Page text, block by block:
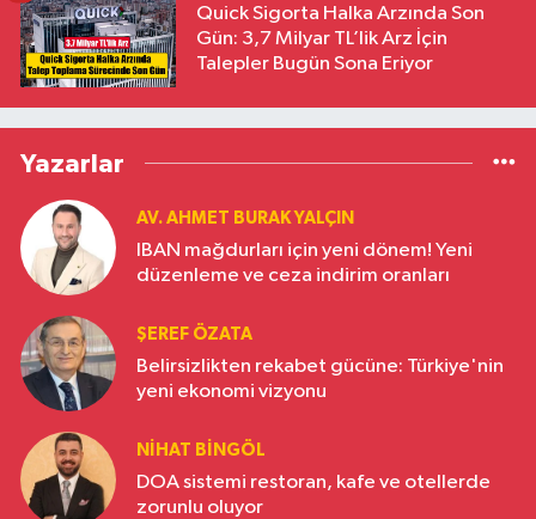
Quick Sigorta Halka Arzında Son
Gün: 3,7 Milyar TL’lik Arz İçin
Talepler Bugün Sona Eriyor
Yazarlar
AV. AHMET BURAK YALÇIN
IBAN mağdurları için yeni dönem! Yeni
düzenleme ve ceza indirim oranları
ŞEREF ÖZATA
Belirsizlikten rekabet gücüne: Türkiye'nin
yeni ekonomi vizyonu
NIHAT BINGÖL
DOA sistemi restoran, kafe ve otellerde
zorunlu oluyor